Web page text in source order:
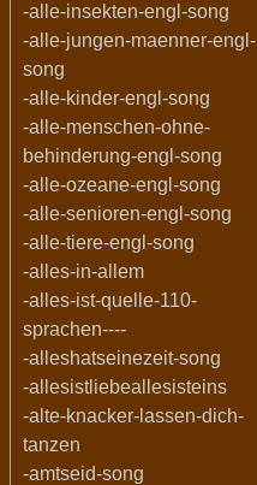
-alle-insekten-engl-song
-alle-jungen-maenner-engl-
song
-alle-kinder-engl-song
-alle-menschen-ohne-
behinderung-engl-song
-alle-ozeane-engl-song
-alle-senioren-engl-song
-alle-tiere-engl-song
-alles-in-allem
-alles-ist-quelle-110-
sprachen----
-alleshatseinezeit-song
-allesistliebeallesisteins
-alte-knacker-lassen-dich-
tanzen
-amtseid-song